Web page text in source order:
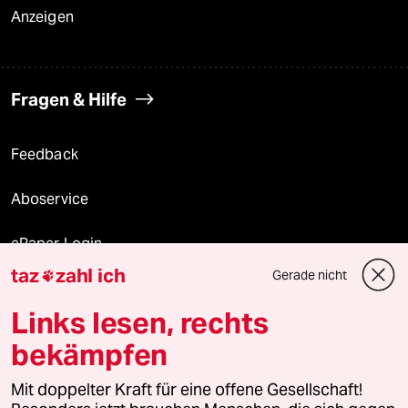
Anzeigen
Fragen & Hilfe
Feedback
Aboservice
ePaper Login
Downloads für Abonnierende
© 2026 taz Verlags und Vertriebs GmbH
Alle Rechte vorbehalten. Bei rechtlichen Fragen oder für Genehmigungen
wenden Sie sich bitte an
lizenzen@taz.de
taz zahl ich Gerade nicht
Links lesen, rechts
bekämpfen
Mit doppelter Kraft für eine offene Gesellschaft!